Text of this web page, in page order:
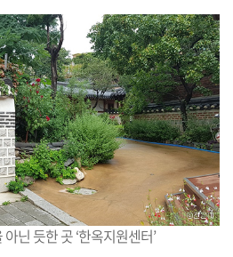
R
L
복
사
유
하
기
크
게
변
경
하
기
작
게
변
경
하
기
닌 듯한 곳 ‘한옥지원센터’